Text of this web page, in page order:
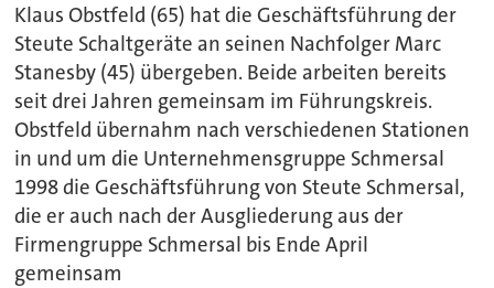
Klaus Obstfeld (65) hat die Geschäftsführung der
Steute Schaltgeräte an seinen Nachfolger Marc
Stanesby (45) übergeben. Beide arbeiten bereits
seit drei Jahren gemeinsam im Führungskreis.
Obstfeld übernahm nach verschiedenen Stationen
in und um die Unternehmensgruppe Schmersal
1998 die Geschäftsführung von Steute Schmersal,
die er auch nach der Ausgliederung aus der
Firmengruppe Schmersal bis Ende April
gemeinsam